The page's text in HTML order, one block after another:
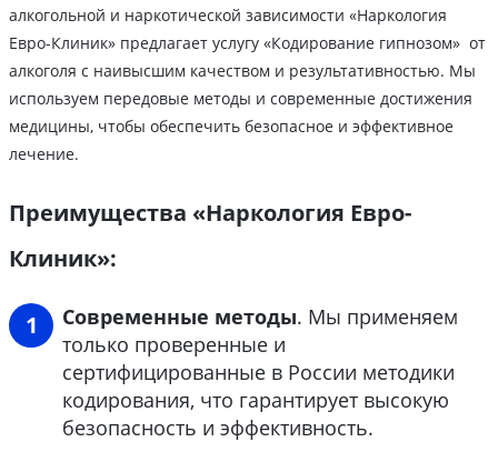
алкогольной и наркотической зависимости «Наркология
Евро-Клиник» предлагает услугу «Кодирование гипнозом» от
алкоголя с наивысшим качеством и результативностью. Мы
используем передовые методы и современные достижения
медицины, чтобы обеспечить безопасное и эффективное
лечение.
Преимущества «Наркология Евро-
Клиник»:
Современные методы. Мы применяем
только проверенные и
сертифицированные в России методики
кодирования, что гарантирует высокую
безопасность и эффективность.